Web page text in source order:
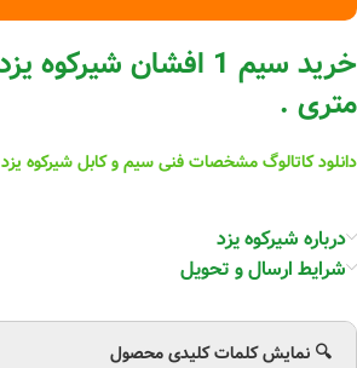
متری .
دانلود کاتالوگ مشخصات فنی سیم و کابل شیرکوه یزد
درباره شیرکوه یزد
شرایط ارسال و تحویل
🔍 نمایش کلمات کلیدی محصول